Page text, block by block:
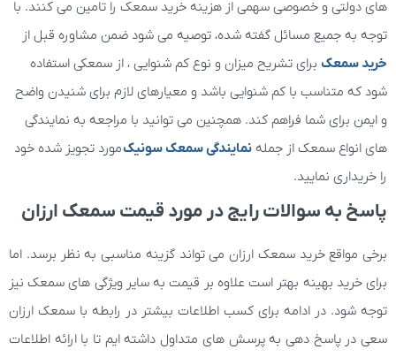
های دولتی و خصوصی سهمی از هزینه خرید سمعک را تامین می کنند. با
توجه به جمیع مسائل گفته شده، توصیه می شود ضمن مشاوره قبل از
خرید سمعک برای تشریح میزان و نوع کم شنوایی ، از سمعکی استفاده
شود که متناسب با کم شنوایی باشد و معیارهای لازم برای شنیدن واضح
و ایمن برای شما فراهم کند. همچنین می توانید با مراجعه به نمایندگی
های انواع سمعک از جمله نمایندگی سمعک سونیکمورد تجویز شده خود
را خریداری نمایید.
پاسخ به سوالات رایج در مورد قیمت سمعک ارزان
برخی مواقع خرید سمعک ارزان می تواند گزینه مناسبی به نظر برسد. اما
برای خرید بهینه بهتر است علاوه بر قیمت به سایر ویژگی های سمعک نیز
توجه شود. در ادامه برای کسب اطلاعات بیشتر در رابطه با سمعک ارزان
سعی در پاسخ دهی به پرسش های متداول داشته ایم تا با ارائه اطلاعات